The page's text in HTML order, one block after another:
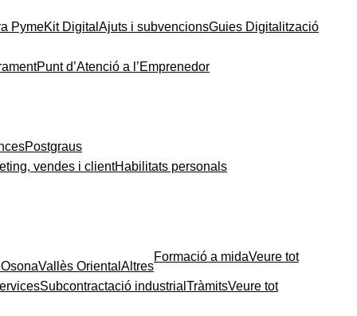
PymeKit Digital Ajuts i subvencionsGuies Digitalització
Punt d’Atenció a l’Emprenedor
Postgraus
vendes i clientHabilitats personals
OsonaVallès Oriental Altres
Formació a midaVeure tot
Subcontractació industrial TràmitsVeure tot